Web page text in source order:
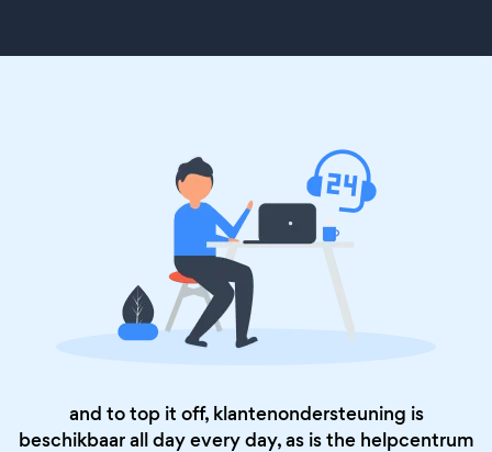
and to top it off, klantenondersteuning is
beschikbaar all day every day, as is the helpcentrum